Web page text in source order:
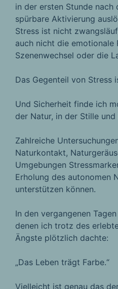
in der ersten Stunde nach
spürbare Aktivierung
Stress ist nicht
auch nicht die emotionale
Szenenwechsel oder die
Das Gegenteil von Stress
Und Sicherheit finde ich
der Natur, in der Stille
Zahlreiche
Naturkontakt,
Umgebungen
Erholung des autonomen
unterstützen können.
In den vergangenen
denen ich trotz des
Ängste plötzlich dachte:
„Das Leben trägt Farbe.“
Vielleicht ist genau das